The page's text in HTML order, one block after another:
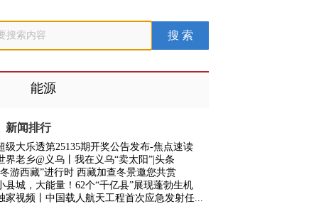
能源
新闻排行
级大乐透第25135期开奖公告发布-焦点速读
界老乡@义乌丨我在义乌“卖太阳”|头条
游西藏”进行时 西藏加查冬景邀您共赏
县城，大能量！62个“千亿县”展现蓬勃生机
家视频丨中国载人航天工程首次应急发射任...